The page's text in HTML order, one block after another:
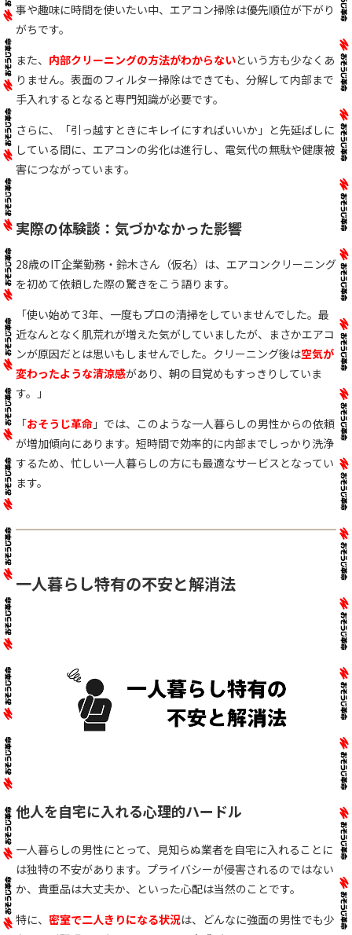
事や趣味に時間を使いたい中、エアコン掃除は優先順位が下がり
がちです。
また、 内部クリーニングの方法がわからないという方も少なくあ
りません。表面のフィルター掃除はできても、分解して内部まで
手入れするとなると専門知識が必要です。
さらに、「引っ越すときにキレイにすればいいか」と先延ばしに
している間に、エアコンの劣化は進行し、電気代の無駄や健康被
害につながっています。
実際の体験談：気づかなかった影響
28歳のIT企業勤務・鈴木さん（仮名）は、エアコンクリーニング
を初めて依頼した際の驚きをこう語ります。
「使い始めて3年、一度もプロの清掃をしていませんでした。最
近なんとなく肌荒れが増えた気がしていましたが、まさかエアコ
ンが原因だとは思いもしませんでした。クリーニング後は空気が
変わったような清涼感があり、朝の目覚めもすっきりしていま
す。」
「おそうじ革命 」では、このような一人暮らしの男性からの依頼
が増加傾向にあります。短時間で効率的に内部までしっかり洗浄
するため、忙しい一人暮らしの方にも最適なサービスとなってい
ます。
一人暮らし特有の不安と解消法
他人を自宅に入れる心理的ハードル
一人暮らしの男性にとって、見知らぬ業者を自宅に入れることに
は独特の不安があります。プライバシーが侵害されるのではない
か、貴重品は大丈夫か、といった心配は当然のことです。
特に、 密室で二人きりになる状況は、どんなに強面の男性でも少